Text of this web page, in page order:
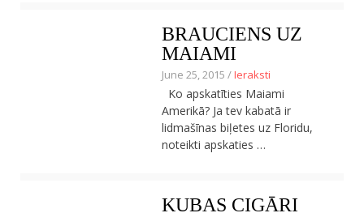
BRAUCIENS UZ
MAIAMI
June 25, 2015 /Ieraksti
Ko apskatīties Maiami
Amerikā? Ja tev kabatā ir
lidmašīnas biļetes uz Floridu,
noteikti apskaties …
KUBAS CIGĀRI